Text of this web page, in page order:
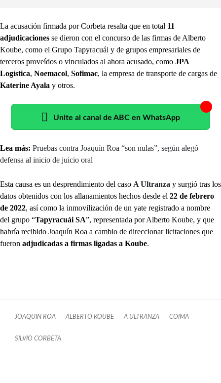
La acusación firmada por Corbeta resalta que en total 11
adjudicaciones se dieron con el concurso de las firmas de Alberto
Koube, como el Grupo Tapyracuái y de grupos empresariales de
terceros proveídos o vinculados al ahora acusado, como JPA
Logística, Noemacol, Sofimac, la empresa de transporte de cargas de
Katerine Ayala y otros.
Unite al canal de ABC en WhatsApp
Lea más: Pruebas contra Joaquín Roa “son nulas”, según alegó
defensa al inicio de juicio oral
Esta causa es un desprendimiento del caso A Ultranza y surgió tras los
datos obtenidos con los allanamientos hechos desde el 22 de febrero
de 2022, así como la inmovilización de un yate registrado a nombre
del grupo “Tapyracuái SA”, representada por Alberto Koube, y que
habría recibido Joaquín Roa a cambio de direccionar licitaciones que
fueron adjudicadas a firmas ligadas a Koube.
JOAQUIN ROA ALBERTO KOUBE A ULTRANZA COIMA
SILVIO CORBETA